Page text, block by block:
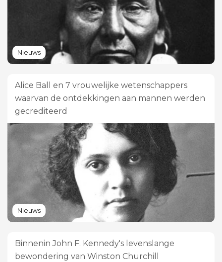
Nieuws
Alice Ball en 7 vrouwelijke wetenschappers
waarvan de ontdekkingen aan mannen werden
gecrediteerd
Nieuws
Binnenin John F. Kennedy's levenslange
bewondering van Winston Churchill